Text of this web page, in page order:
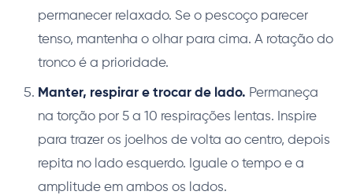
permanecer relaxado. Se o pescoço parecer
tenso, mantenha o olhar para cima. A rotação do
tronco é a prioridade.
Manter, respirar e trocar de lado. Permaneça
na torção por 5 a 10 respirações lentas. Inspire
para trazer os joelhos de volta ao centro, depois
repita no lado esquerdo. Iguale o tempo e a
amplitude em ambos os lados.